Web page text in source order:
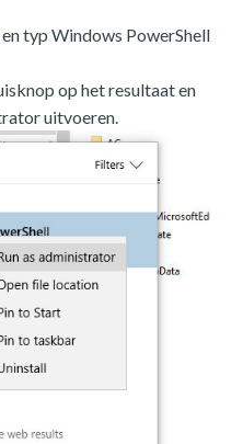
typ Windows PowerShell
op het resultaat en
uitvoeren.